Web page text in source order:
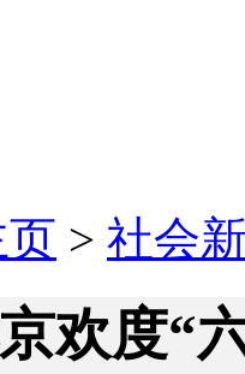
页 > 社会
欢度“